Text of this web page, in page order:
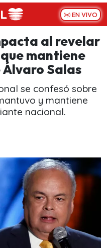
EN VIVO
al revelar
mantiene
Salas
se confesó sobre
y mantiene
nacional.